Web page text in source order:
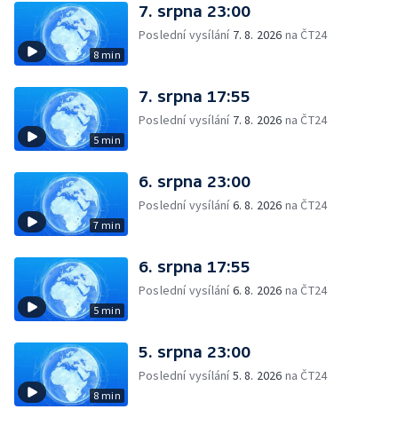
8 min
7. srpna 23:00
Poslední vysílání 7. 8. 2026 na ČT24
5 min
7. srpna 17:55
Poslední vysílání 7. 8. 2026 na ČT24
7 min
6. srpna 23:00
Poslední vysílání6. 8. 2026 na ČT24
5 min
6. srpna 17:55
Poslední vysílání6. 8. 2026 na ČT24
8 min
5. srpna 23:00
Poslední vysílání5. 8. 2026 na ČT24